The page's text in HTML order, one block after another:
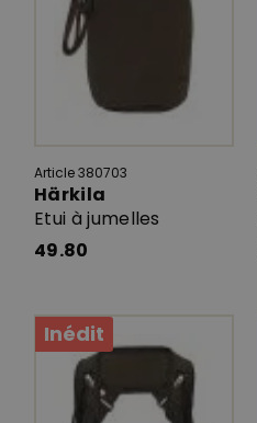
Article 380703
Härkila
Etui à jumelles
49.80
Inédit